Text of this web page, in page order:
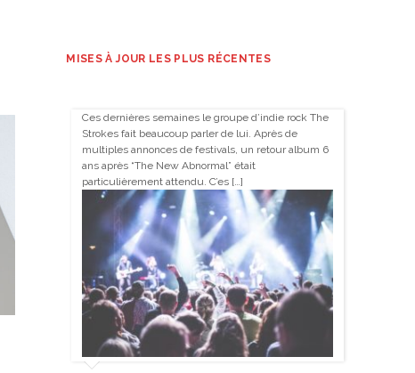
MISES À JOUR LES PLUS RÉCENTES
Ces dernières semaines le groupe d’indie rock The
Strokes fait beaucoup parler de lui. Après de
multiples annonces de festivals, un retour album 6
ans après “The New Abnormal” était
particulièrement attendu. C’es […]